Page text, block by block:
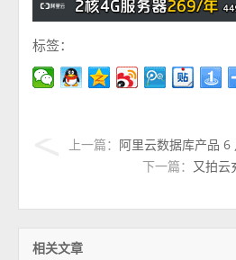
标签：
上一篇： 阿里云数据库产品
下一篇： 又拍云
相关文章